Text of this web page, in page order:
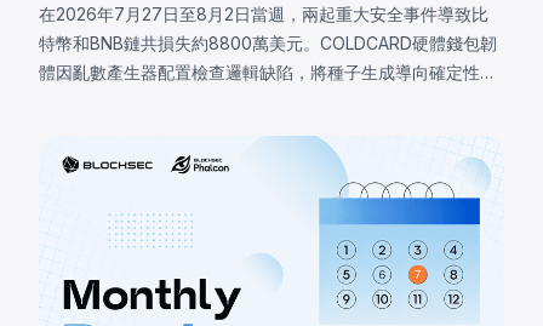
在2026年7月27日至8月2日當週，兩起重大安全事件導致比
特幣和BNB鏈共損失約8800萬美元。COLDCARD硬體錢包韌
體因亂數產生器配置檢查邏輯缺陷，將種子生成導向確定性軟
洞損失約57.8萬美元，攻擊者觸發特權`recycle()`函數，從
PancakeSwap V2流動池抽取LULA並操控儲備餘額，耗盡其